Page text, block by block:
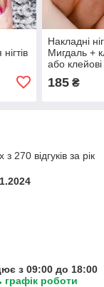
Накладні
Мигдаль +
або
185₴
270 відгуків за рік
з 09:00 до 18:00
графік роботи